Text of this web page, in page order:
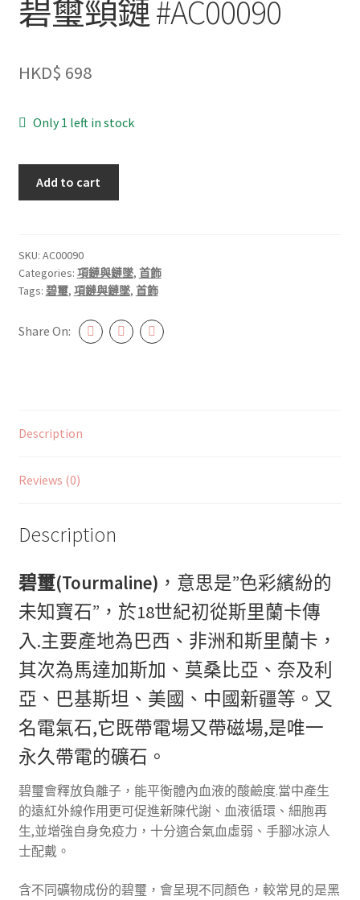
碧璽頸鏈 #AC00090
HKD$ 698
Only 1 left in stock
#AC00090
quantity
Add to cart
SKU: AC00090
Categories: 項鏈與鏈墜, 首飾
Tags: 碧璽, 項鏈與鏈墜, 首飾
Share On:
Description
Reviews (0)
Description
碧璽(Tourmaline) ，意思是”色彩繽紛的
未知寶石”，於18世紀初從斯里蘭卡傳
入.主要產地為巴西、非洲和斯里蘭卡，
其次為馬達加斯加、莫桑比亞、奈及利
亞、巴基斯坦、美國、中國新疆等。又
名電氣石,它既帶電場又帶磁場,是唯一
永久帶電的礦石。
碧璽會釋放負離子，能平衡體內血液的酸鹼度.當中產生
的遠紅外線作用更可促進新陳代謝、血液循環、細胞再
生,並增強自身免疫力，十分適合氣血虛弱、手腳冰涼人
士配戴。
含不同礦物成份的碧璽，會呈現不同顏色，較常見的是黑